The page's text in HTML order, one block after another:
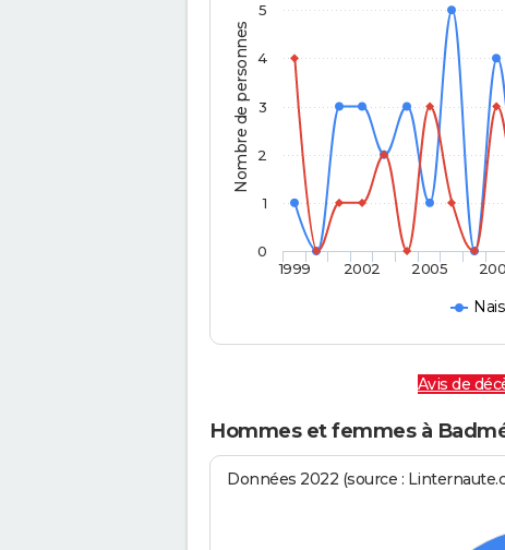
Nombre de personnes
1999 2002 2005
0
1
2
3
4
5
Avis de
Hommes et femmes à
Données 2022 (source :